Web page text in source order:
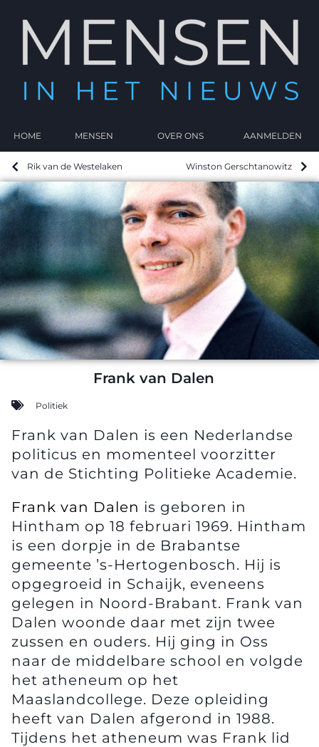
HOME MENSEN OVER ONS AANMELDEN
Rik van de Westelaken Winston Gerschtanowitz
Frank van Dalen is een Nederlandse
politicus en momenteel voorzitter
van de Stichting Politieke Academie.
Frank van Dalen is geboren in
Hintham op 18 februari 1969. Hintham
is een dorpje in de Brabantse
gemeente ’s-Hertogenbosch. Hij is
opgegroeid in Schaijk, eveneens
gelegen in Noord-Brabant. Frank van
Dalen woonde daar met zijn twee
zussen en ouders. Hij ging in Oss
naar de middelbare school en volgde
het atheneum op het
Maaslandcollege. Deze opleiding
heeft van Dalen afgerond in 1988.
Tijdens het atheneum was Frank lid
Frank van Dalen
Politiek